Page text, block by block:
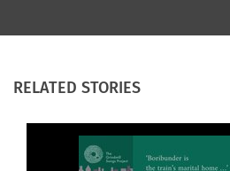
RELATED STORIES